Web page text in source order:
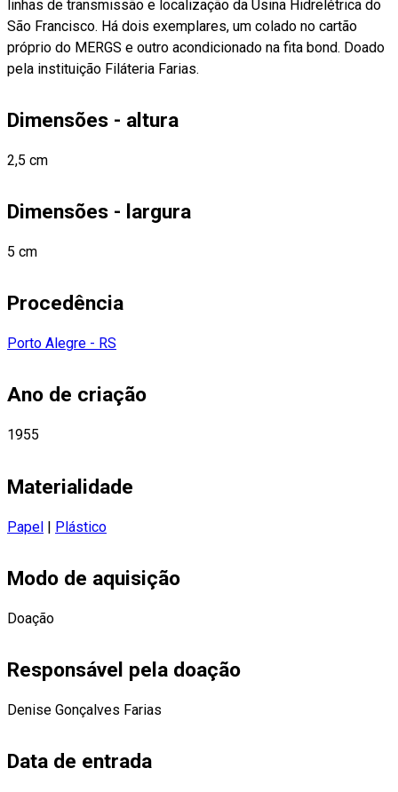
linhas de transmissão e localização da Usina Hidrelétrica do
São Francisco. Há dois exemplares, um colado no cartão
próprio do MERGS e outro acondicionado na fita bond. Doado
pela instituição Filáteria Farias.
Dimensões - altura
2,5 cm
Dimensões - largura
5 cm
Procedência
Porto Alegre - RS
Ano de criação
1955
Materialidade
Papel | Plástico
Modo de aquisição
Doação
Responsável pela doação
Denise Gonçalves Farias
Data de entrada